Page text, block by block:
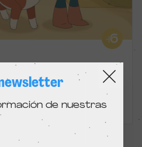
de nuestras